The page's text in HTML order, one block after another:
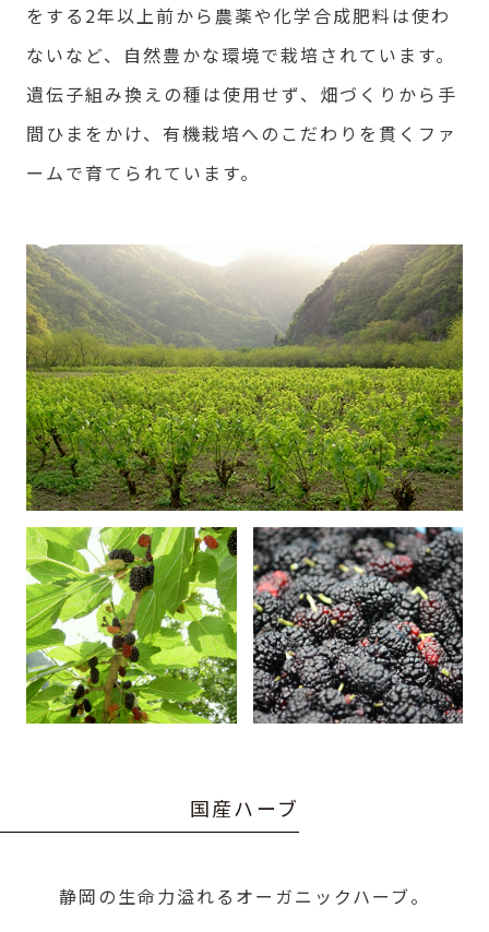
をする2年以上前から農薬や化学合成肥料は使わ
ないなど、自然豊かな環境で栽培されています。
遺伝子組み換えの種は使用せず、畑づくりから手
間ひまをかけ、有機栽培へのこだわりを貫くファ
ームで育てられています。
国産ハーブ
静岡の生命力溢れるオーガニックハーブ。